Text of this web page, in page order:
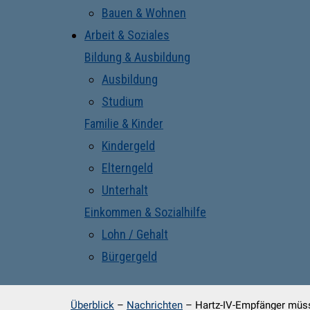
Bauen & Wohnen
Arbeit & Soziales
Bildung & Ausbildung
Ausbildung
Studium
Familie & Kinder
Kindergeld
Elterngeld
Unterhalt
Einkommen & Sozialhilfe
Lohn / Gehalt
Bürgergeld
Überblick – Nachrichten – Hartz-IV-Empfänger